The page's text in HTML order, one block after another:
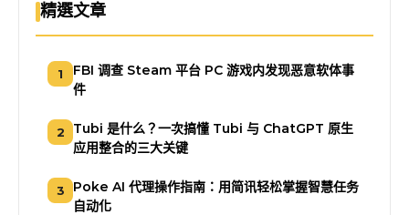
精選文章
1
FBI 调查 Steam 平台 PC 游戏内发现恶意软体事
件
2
Tubi 是什么？一次搞懂 Tubi 与 ChatGPT 原生
应用整合的三大关键
3
Poke AI 代理操作指南：用简讯轻松掌握智慧任务
自动化